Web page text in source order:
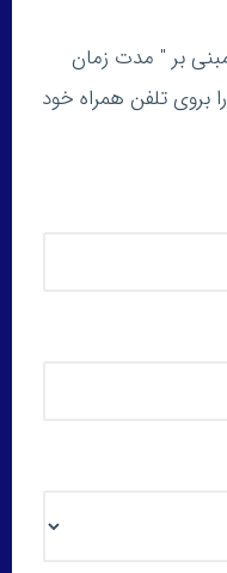
بر " مدت زمان
بروی تلفن همراه خود